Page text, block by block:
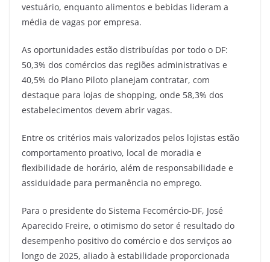
vestuário, enquanto alimentos e bebidas lideram a
média de vagas por empresa.
As oportunidades estão distribuídas por todo o DF:
50,3% dos comércios das regiões administrativas e
40,5% do Plano Piloto planejam contratar, com
destaque para lojas de shopping, onde 58,3% dos
estabelecimentos devem abrir vagas.
Entre os critérios mais valorizados pelos lojistas estão
comportamento proativo, local de moradia e
flexibilidade de horário, além de responsabilidade e
assiduidade para permanência no emprego.
Para o presidente do Sistema Fecomércio-DF, José
Aparecido Freire, o otimismo do setor é resultado do
desempenho positivo do comércio e dos serviços ao
longo de 2025, aliado à estabilidade proporcionada